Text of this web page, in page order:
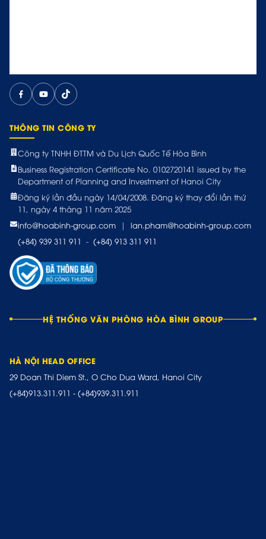
THÔNG TIN CÔNG TY
Công ty TNHH ĐTTM và Du Lịch Quốc Tế Hòa Bình
Business Registration Certificate No. 0102720141 issued by the
Department of Planning and Investment of Hanoi City
Đăng ký lần đầu ngày 14/04/2008. Đăng ký thay đổi lần thứ
11, ngày 4 tháng 11 năm 2025
info@hoabinh-group.com
|
lan.pham@hoabinh-group.com
(+84) 939 311 911 - (+84) 913 311 911
HỆ THỐNG VĂN PHÒNG HÒA BÌNH GROUP
HÀ NỘI HEAD OFFICE
29 Doan Thi Diem St., O Cho Dua Ward, Hanoi City
(+84)913.311.911 - (+84)939.311.911